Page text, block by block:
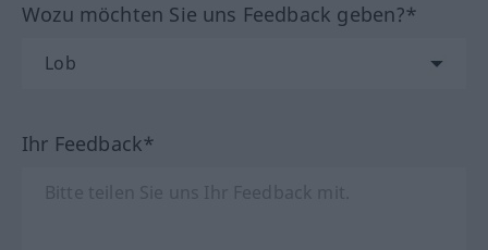
Wozu möchten Sie uns Feedback geben?*
Ihr Feedback*